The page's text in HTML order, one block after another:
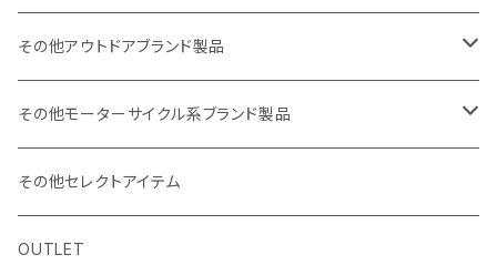
防水充電ケーブルシステム
カーボンポール
SHADE25 テント
シングルストラップ2
その他アウトドアブランド製品
ストリームトレイル製品
バッグ
小物・サングラス・キャップ
ハルタホース
斧
レッドレンザー
その他モーターサイクル系ブランド製品
NORIX SIMPSON
OSBE ITALY
その他セレクトアイテム
OUTLET